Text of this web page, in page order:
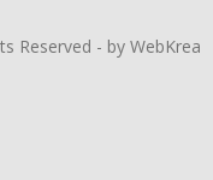
Reserved - by WebKrea